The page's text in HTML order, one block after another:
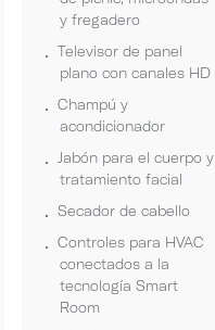
y fregadero
Televisor de panel
plano con canales HD
Champú y
acondicionador
Jabón para el cuerpo y
tratamiento facial
Secador de cabello
Controles para HVAC
conectados a la
tecnología Smart
Room